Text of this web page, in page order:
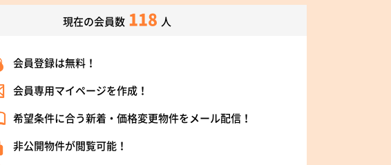
現在の会員数 118 人
会員登録は無料！
会員専用マイページを作成！
希望条件に合う新着・価格変更物件をメール配信！
非公開物件が閲覧可能！